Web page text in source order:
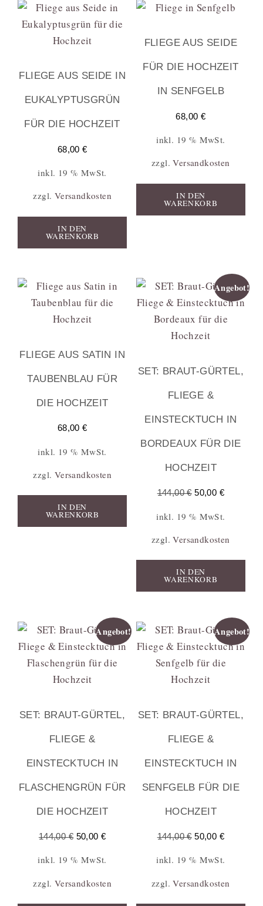
FLIEGE AUS SEIDE IN
EUKALYPTUSGRÜN
FÜR DIE HOCHZEIT
68,00€
inkl. 19 % MwSt.
zzgl. Versandkosten
IN DEN
WARENKORB
FLIEGE AUS SEIDE
FÜR DIE HOCHZEIT
IN SENFGELB
68,00 €
inkl. 19 % MwSt.
zzgl.Versandkosten
IN DEN
WARENKORB
FLIEGE AUS SATIN IN
TAUBENBLAU FÜR
DIE HOCHZEIT
68,00€
inkl. 19 % MwSt.
zzgl. Versandkosten
IN DEN
WARENKORB
Angebot!
SET: BRAUT-GÜRTEL,
FLIEGE &
EINSTECKTUCH IN
BORDEAUX FÜR DIE
HOCHZEIT
144,00€ 50,00 €
inkl. 19 % MwSt.
zzgl.Versandkosten
IN DEN
WARENKORB
Angebot!
SET: BRAUT-GÜRTEL,
FLIEGE &
EINSTECKTUCH IN
FLASCHENGRÜN FÜR
DIE HOCHZEIT
144,00€ 50,00 €
inkl. 19 % MwSt.
zzgl. Versandkosten
Angebot!
SET: BRAUT-GÜRTEL,
FLIEGE &
EINSTECKTUCH IN
SENFGELB FÜR DIE
HOCHZEIT
144,00€ 50,00 €
inkl. 19 % MwSt.
zzgl.Versandkosten